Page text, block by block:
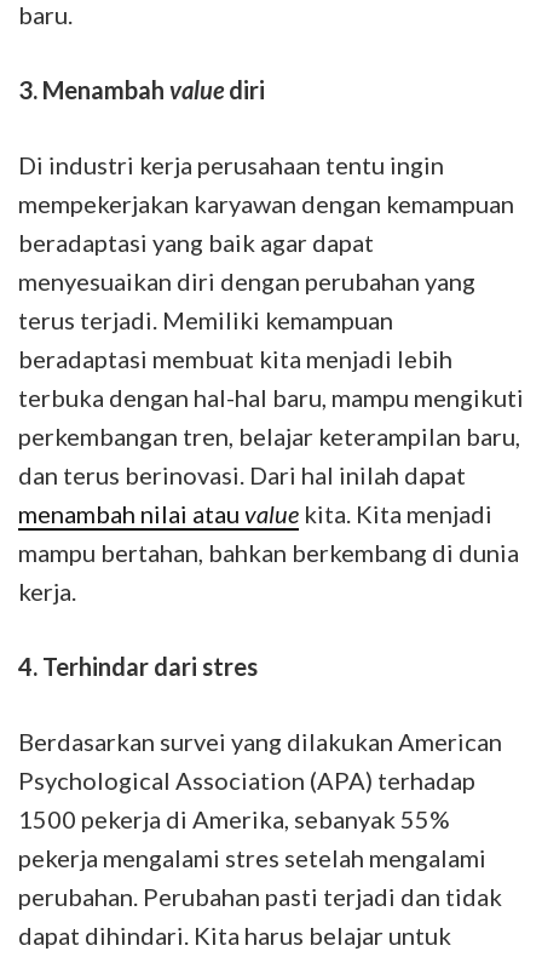
baru.
3. Menambah valuediri
Di industri kerja perusahaan tentu ingin
mempekerjakan karyawan dengan kemampuan
beradaptasi yang baik agar dapat
menyesuaikan diri dengan perubahan yang
terus terjadi. Memiliki kemampuan
beradaptasi membuat kita menjadi lebih
terbuka dengan hal-hal baru, mampu mengikuti
perkembangan tren, belajar keterampilan baru,
dan terus berinovasi. Dari hal inilah dapat
menambah nilai atau value kita. Kita menjadi
mampu bertahan, bahkan berkembang di dunia
kerja.
4. Terhindar dari stres
Berdasarkan survei yang dilakukan American
Psychological Association (APA) terhadap
1500 pekerja di Amerika, sebanyak 55%
pekerja mengalami stres setelah mengalami
perubahan. Perubahan pasti terjadi dan tidak
dapat dihindari. Kita harus belajar untuk